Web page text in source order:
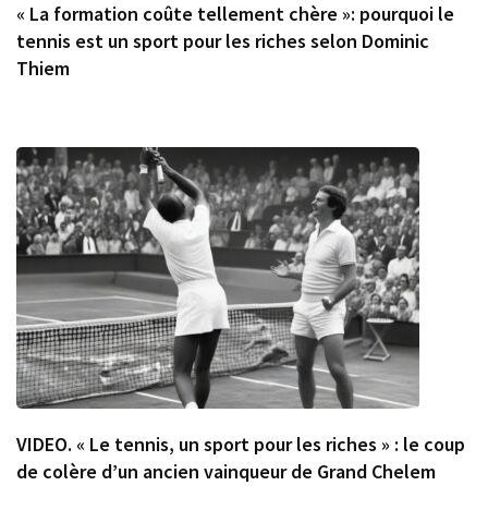
« La formation coûte tellement chère »: pourquoi le
tennis est un sport pour les riches selon Dominic
Thiem
VIDEO. « Le tennis, un sport pour les riches » : le coup
de colère d’un ancien vainqueur de Grand Chelem